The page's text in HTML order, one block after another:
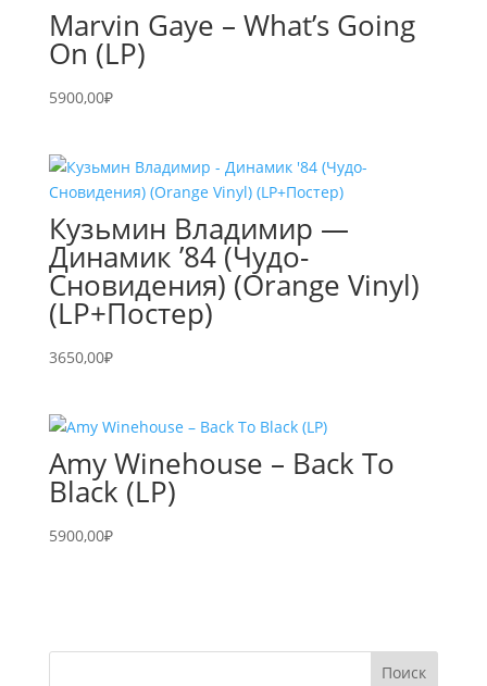
Marvin Gaye – What’s Going
On (LP)
5900,00₽
Кузьмин Владимир —
Динамик ’84 (Чудо-
Сновидения) (Orange Vinyl)
(LP+Постер)
3650,00₽
Amy Winehouse – Back To
Black (LP)
5900,00₽